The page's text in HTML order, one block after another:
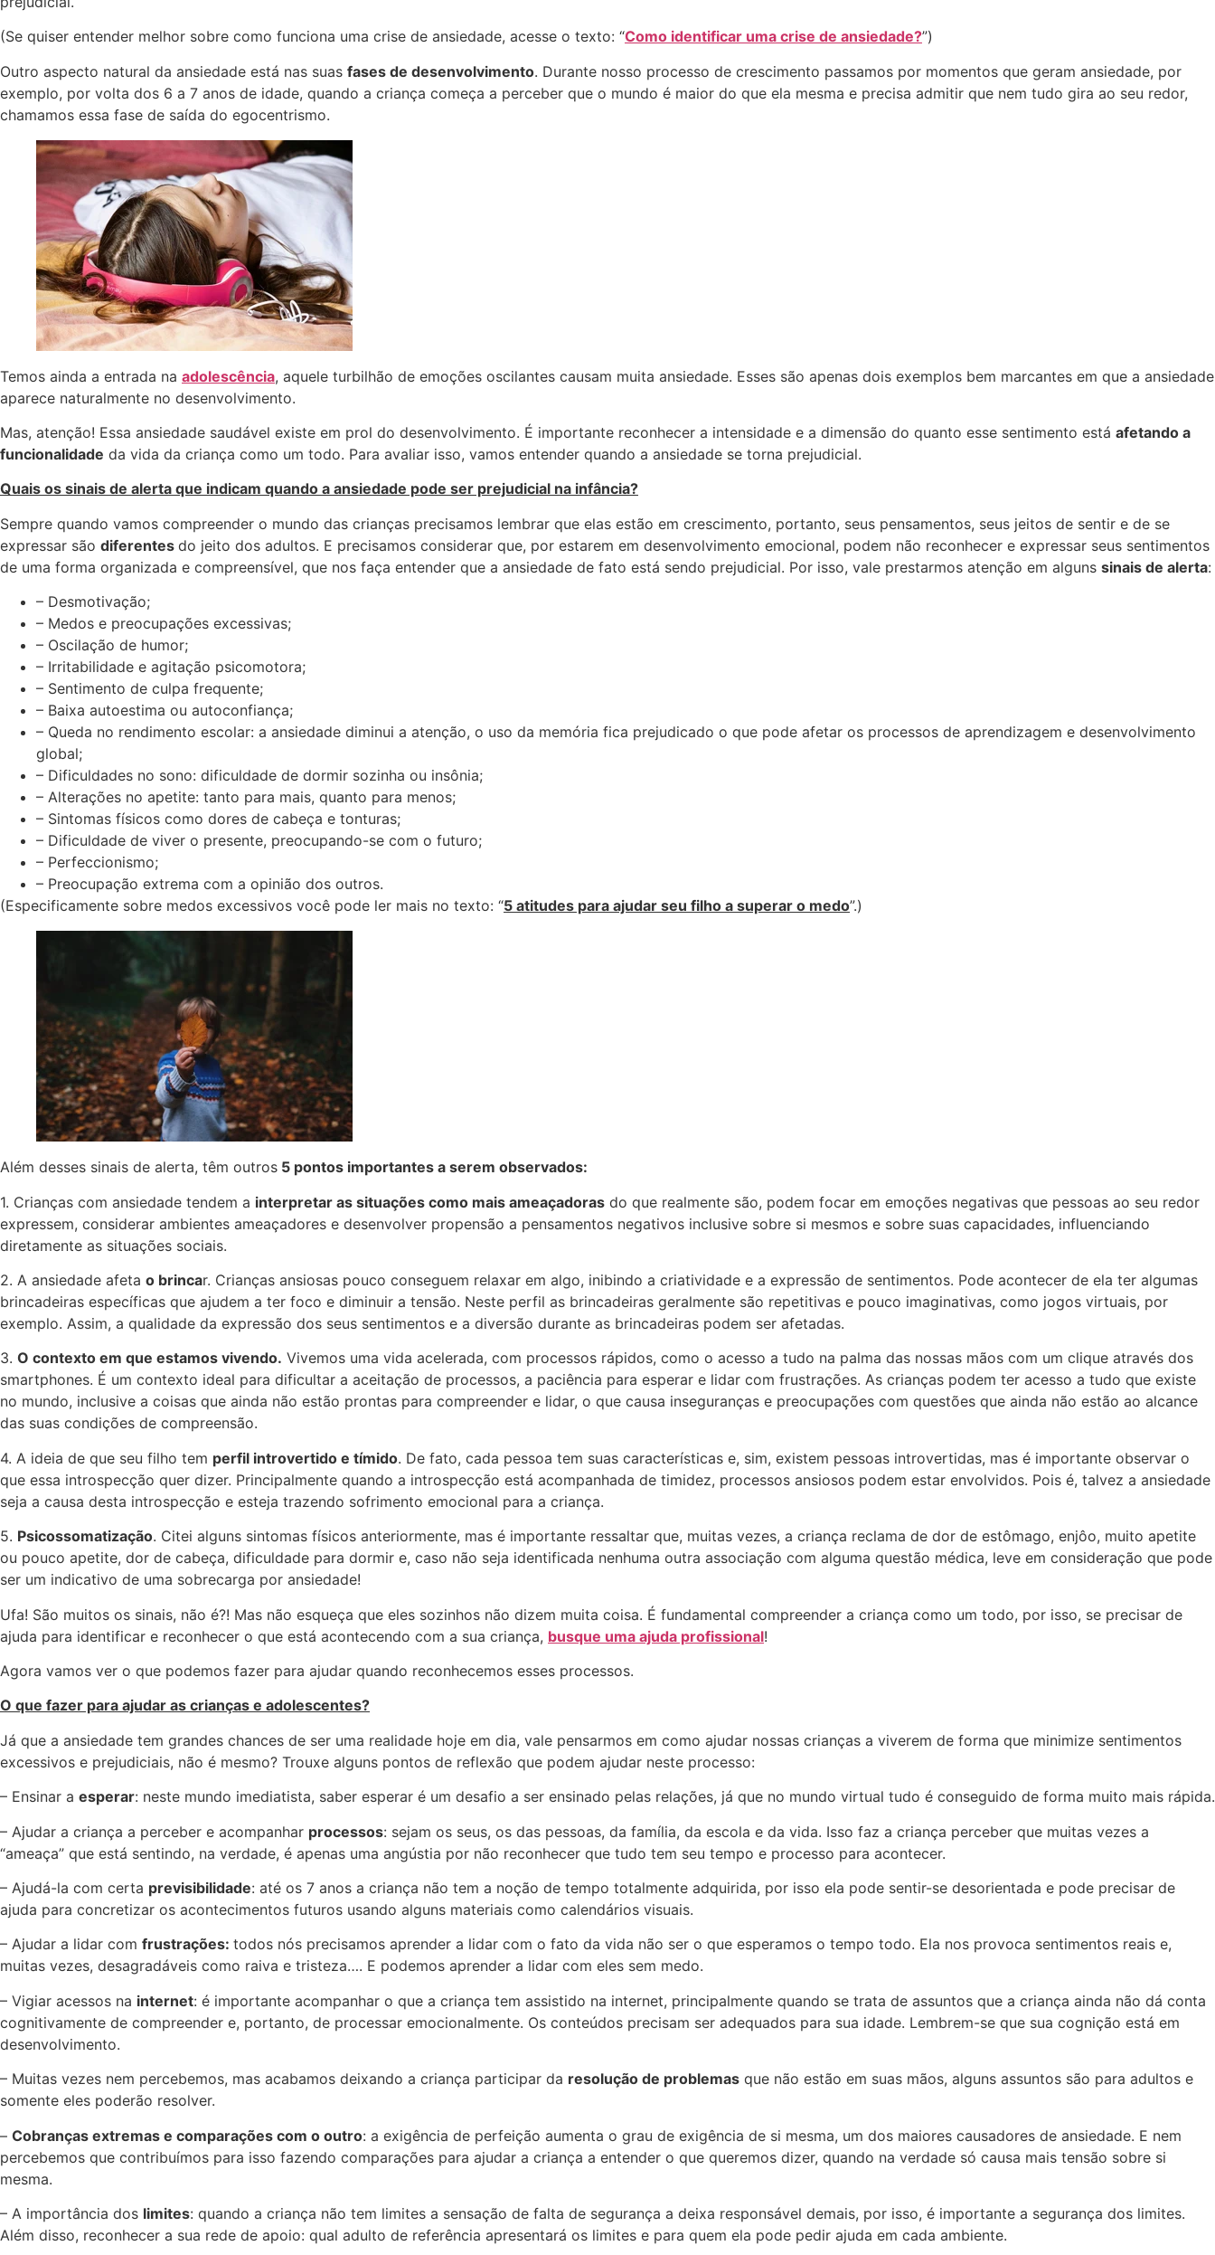
(Se quiser entender melhor sobre como funciona uma crise de ansiedade, acesse o texto: “Como identificar uma crise de ansiedade?”)
Outro aspecto natural da ansiedade está nas suas fases de desenvolvimento. Durante nosso processo de crescimento passamos por momentos que geram ansiedade, por
exemplo, por volta dos 6 a 7 anos de idade, quando a criança começa a perceber que o mundo é maior do que ela mesma e precisa admitir que nem tudo gira ao seu redor,
chamamos essa fase de saída do egocentrismo.
Temos ainda a entrada na adolescência, aquele turbilhão de emoções oscilantes causam muita ansiedade. Esses são apenas dois exemplos bem marcantes em que a ansiedade
aparece naturalmente no desenvolvimento.
Mas, atenção! Essa ansiedade saudável existe em prol do desenvolvimento. É importante reconhecer a intensidade e a dimensão do quanto esse sentimento está afetando a
funcionalidade da vida da criança como um todo. Para avaliar isso, vamos entender quando a ansiedade se torna prejudicial.
Quais os sinais de alerta que indicam quando a ansiedade pode ser prejudicial na infância?
Sempre quando vamos compreender o mundo das crianças precisamos lembrar que elas estão em crescimento, portanto, seus pensamentos, seus jeitos de sentir e de se
expressar são diferentes do jeito dos adultos. E precisamos considerar que, por estarem em desenvolvimento emocional, podem não reconhecer e expressar seus sentimentos
de uma forma organizada e compreensível, que nos faça entender que a ansiedade de fato está sendo prejudicial. Por isso, vale prestarmos atenção em alguns sinais de alerta:
– Desmotivação;
– Medos e preocupações excessivas;
– Oscilação de humor;
– Irritabilidade e agitação psicomotora;
– Sentimento de culpa frequente;
– Baixa autoestima ou autoconfiança;
– Queda no rendimento escolar: a ansiedade diminui a atenção, o uso da memória fica prejudicado o que pode afetar os processos de aprendizagem e desenvolvimento
global;
– Dificuldades no sono: dificuldade de dormir sozinha ou insônia;
– Alterações no apetite: tanto para mais, quanto para menos;
– Sintomas físicos como dores de cabeça e tonturas;
– Dificuldade de viver o presente, preocupando-se com o futuro;
– Perfeccionismo;
– Preocupação extrema com a opinião dos outros.
(Especificamente sobre medos excessivos você pode ler mais no texto: “5 atitudes para ajudar seu filho a superar o medo”.)
Além desses sinais de alerta, têm outros 5 pontos importantes a serem observados:
1. Crianças com ansiedade tendem a interpretar as situações como mais ameaçadoras do que realmente são, podem focar em emoções negativas que pessoas ao seu redor
expressem, considerar ambientes ameaçadores e desenvolver propensão a pensamentos negativos inclusive sobre si mesmos e sobre suas capacidades, influenciando
diretamente as situações sociais.
2. A ansiedade afeta o brincar. Crianças ansiosas pouco conseguem relaxar em algo, inibindo a criatividade e a expressão de sentimentos. Pode acontecer de ela ter algumas
brincadeiras específicas que ajudem a ter foco e diminuir a tensão. Neste perfil as brincadeiras geralmente são repetitivas e pouco imaginativas, como jogos virtuais, por
exemplo. Assim, a qualidade da expressão dos seus sentimentos e a diversão durante as brincadeiras podem ser afetadas.
3. O contexto em que estamos vivendo. Vivemos uma vida acelerada, com processos rápidos, como o acesso a tudo na palma das nossas mãos com um clique através dos
smartphones. É um contexto ideal para dificultar a aceitação de processos, a paciência para esperar e lidar com frustrações. As crianças podem ter acesso a tudo que existe
no mundo, inclusive a coisas que ainda não estão prontas para compreender e lidar, o que causa inseguranças e preocupações com questões que ainda não estão ao alcance
das suas condições de compreensão.
4. A ideia de que seu filho tem perfil introvertido e tímido. De fato, cada pessoa tem suas características e, sim, existem pessoas introvertidas, mas é importante observar o
que essa introspecção quer dizer. Principalmente quando a introspecção está acompanhada de timidez, processos ansiosos podem estar envolvidos. Pois é, talvez a ansiedade
seja a causa desta introspecção e esteja trazendo sofrimento emocional para a criança.
5. Psicossomatização. Citei alguns sintomas físicos anteriormente, mas é importante ressaltar que, muitas vezes, a criança reclama de dor de estômago, enjôo, muito apetite
ou pouco apetite, dor de cabeça, dificuldade para dormir e, caso não seja identificada nenhuma outra associação com alguma questão médica, leve em consideração que pode
ser um indicativo de uma sobrecarga por ansiedade!
Ufa! São muitos os sinais, não é?! Mas não esqueça que eles sozinhos não dizem muita coisa. É fundamental compreender a criança como um todo, por isso, se precisar de
ajuda para identificar e reconhecer o que está acontecendo com a sua criança, busque uma ajuda profissional!
Agora vamos ver o que podemos fazer para ajudar quando reconhecemos esses processos.
O que fazer para ajudar as crianças e adolescentes?
Já que a ansiedade tem grandes chances de ser uma realidade hoje em dia, vale pensarmos em como ajudar nossas crianças a viverem de forma que minimize sentimentos
excessivos e prejudiciais, não é mesmo? Trouxe alguns pontos de reflexão que podem ajudar neste processo:
– Ensinar a esperar: neste mundo imediatista, saber esperar é um desafio a ser ensinado pelas relações, já que no mundo virtual tudo é conseguido de forma muito mais rápida.
– Ajudar a criança a perceber e acompanhar processos: sejam os seus, os das pessoas, da família, da escola e da vida. Isso faz a criança perceber que muitas vezes a
“ameaça” que está sentindo, na verdade, é apenas uma angústia por não reconhecer que tudo tem seu tempo e processo para acontecer.
– Ajudá-la com certa previsibilidade: até os 7 anos a criança não tem a noção de tempo totalmente adquirida, por isso ela pode sentir-se desorientada e pode precisar de
ajuda para concretizar os acontecimentos futuros usando alguns materiais como calendários visuais.
– Ajudar a lidar com frustrações: todos nós precisamos aprender a lidar com o fato da vida não ser o que esperamos o tempo todo. Ela nos provoca sentimentos reais e,
muitas vezes, desagradáveis como raiva e tristeza…. E podemos aprender a lidar com eles sem medo.
– Vigiar acessos na internet: é importante acompanhar o que a criança tem assistido na internet, principalmente quando se trata de assuntos que a criança ainda não dá conta
cognitivamente de compreender e, portanto, de processar emocionalmente. Os conteúdos precisam ser adequados para sua idade. Lembrem-se que sua cognição está em
desenvolvimento.
– Muitas vezes nem percebemos, mas acabamos deixando a criança participar da resolução de problemas que não estão em suas mãos, alguns assuntos são para adultos e
somente eles poderão resolver.
– Cobranças extremas e comparações com o outro: a exigência de perfeição aumenta o grau de exigência de si mesma, um dos maiores causadores de ansiedade. E nem
percebemos que contribuímos para isso fazendo comparações para ajudar a criança a entender o que queremos dizer, quando na verdade só causa mais tensão sobre si
mesma.
– A importância dos limites: quando a criança não tem limites a sensação de falta de segurança a deixa responsável demais, por isso, é importante a segurança dos limites.
Além disso, reconhecer a sua rede de apoio: qual adulto de referência apresentará os limites e para quem ela pode pedir ajuda em cada ambiente.